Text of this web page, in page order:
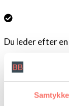
Samtykke
Du leder efter
målrettet med